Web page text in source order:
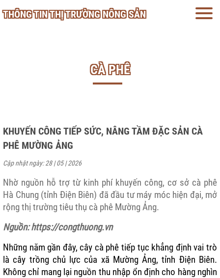
THÔNG TIN THỊ TRƯỜNG NÔNG SẢN
CÀ PHÊ
KHUYẾN CÔNG TIẾP SỨC, NÂNG TẦM ĐẶC SẢN CÀ
PHÊ MƯỜNG ẢNG
Cập nhật ngày: 28 | 05 | 2026
Nhờ nguồn hỗ trợ từ kinh phí khuyến công, cơ sở cà phê
Hà Chung (tỉnh Điện Biên) đã đầu tư máy móc hiện đại, mở
rộng thị trường tiêu thụ cà phê Mường Ảng.
Nguồn: https://congthuong.vn
Những năm gần đây, cây cà phê tiếp tục khẳng định vai trò
là cây trồng chủ lực của xã Mường Ảng, tỉnh Điện Biên.
Không chỉ mang lại nguồn thu nhập ổn định cho hàng nghìn